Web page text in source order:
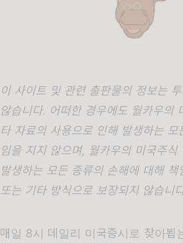
이 사이트 및 관련 출판물의 정보는
않습니다. 어떠한 경우에도 월카우의
타 자료의 사용으로 인해 발생하는
임을 지지 않으며, 월카우의 미국주
발생하는 모든 종류의 손해에 대해
또는 기타 방식으로 보장되지 않습니
매일 8시 데일리 미국증시로 찾아뵙